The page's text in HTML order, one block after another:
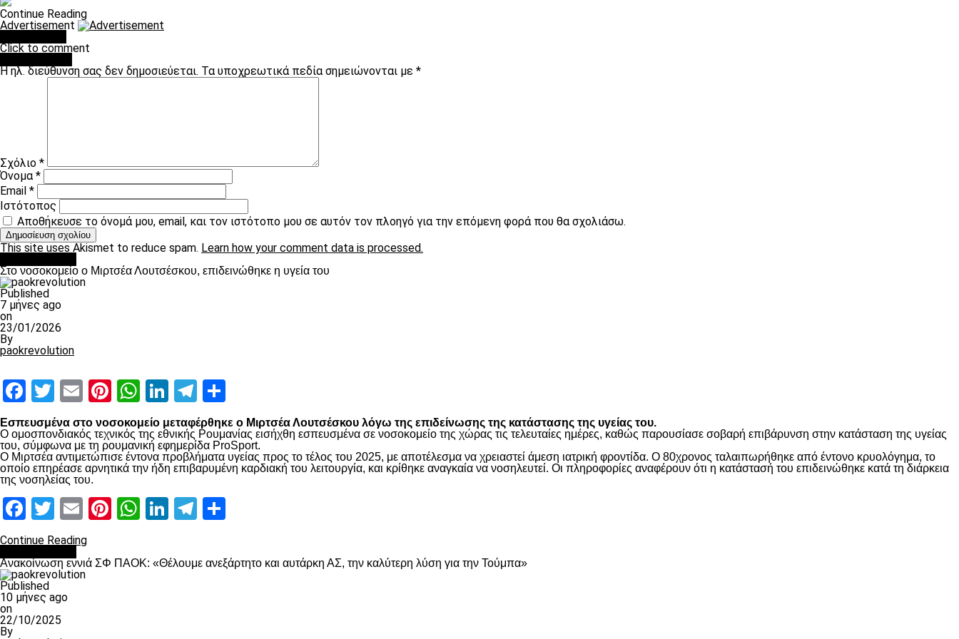
Continue Reading
Advertisement
Click to comment
Η ηλ. διεύθυνση σας δεν δημοσιεύεται. Τα υποχρεωτικά πεδία σημειώνονται με *
Σχόλιο *
Όνομα*
Email *
Ιστότοπος
Αποθήκευσε το όνομά μου, email, και τον ιστότοπο μου σε αυτόν τον πλοηγό για την επόμενη φορά που θα σχολιάσω.
This site uses Akismet to reduce spam. Learn how your comment data is processed.
Στο νοσοκομείο ο Μιρτσέα Λουτσέσκου, επιδεινώθηκε η υγεία του
Published
7 μήνες ago
on
23/01/2026
By
paokrevolution
Facebook
Twitter
EmailPinterest
WhatsApp
LinkedIn
Telegram
Εσπευσμένα στο νοσοκομείο μεταφέρθηκε ο Μιρτσέα Λουτσέσκου λόγω της επιδείνωσης της κατάστασης της υγείας του.
Ο ομοσπονδιακός τεχνικός της εθνικής Ρουμανίας εισήχθη εσπευσμένα σε νοσοκομείο της χώρας τις τελευταίες ημέρες, καθώς παρουσίασε σοβαρή επιβάρυνση στην κατάσταση της υγείας
του, σύμφωνα με τη ρουμανική εφημερίδα ProSport.
Ο Μιρτσέα αντιμετώπισε έντονα προβλήματα υγείας προς το τέλος του 2025, με αποτέλεσμα να χρειαστεί άμεση ιατρική φροντίδα. Ο 80χρονος ταλαιπωρήθηκε από έντονο κρυολόγημα, το
οποίο επηρέασε αρνητικά την ήδη επιβαρυμένη καρδιακή του λειτουργία, και κρίθηκε αναγκαία να νοσηλευτεί. Οι πληροφορίες αναφέρουν ότι η κατάστασή του επιδεινώθηκε κατά τη διάρκεια
της νοσηλείας του.
Facebook
Twitter
EmailPinterest
WhatsApp
LinkedIn
Telegram
Continue Reading
Ανακοίνωση εννιά ΣΦ ΠΑΟΚ: «Θέλουμε ανεξάρτητο και αυτάρκη ΑΣ, την καλύτερη λύση για την Τούμπα»
Published
10 μήνες ago
on
22/10/2025
By